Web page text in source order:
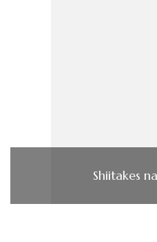
Shiitakes